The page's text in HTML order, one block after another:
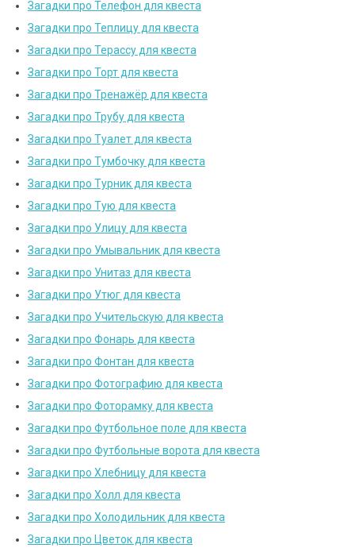
Загадки про Телефон для квеста
Загадки про Теплицу для квеста
Загадки про Терассу для квеста
Загадки про Торт для квеста
Загадки про Тренажёр для квеста
Загадки про Трубу для квеста
Загадки про Туалет для квеста
Загадки про Тумбочку для квеста
Загадки про Турник для квеста
Загадки про Тую для квеста
Загадки про Улицу для квеста
Загадки про Умывальник для квеста
Загадки про Унитаз для квеста
Загадки про Утюг для квеста
Загадки про Учительскую для квеста
Загадки про Фонарь для квеста
Загадки про Фонтан для квеста
Загадки про Фотографию для квеста
Загадки про Фоторамку для квеста
Загадки про Футбольное поле для квеста
Загадки про Футбольные ворота для квеста
Загадки про Хлебницу для квеста
Загадки про Холл для квеста
Загадки про Холодильник для квеста
Загадки про Цветок для квеста